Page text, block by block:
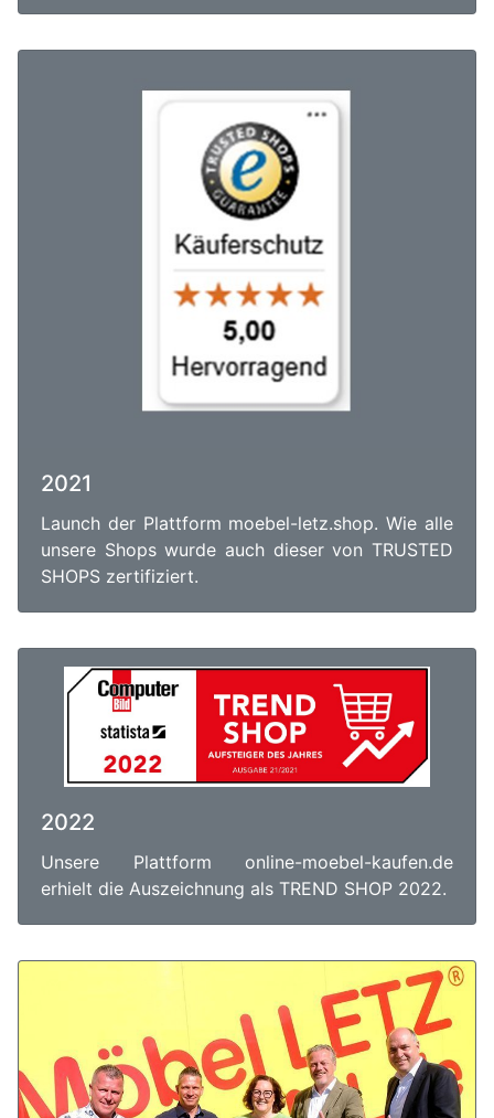
2021
Launch der Plattform moebel-letz.shop. Wie alle
unsere Shops wurde auch dieser von TRUSTED
SHOPS zertifiziert.
2022
Unsere Plattform online-moebel-kaufen.de
erhielt die Auszeichnung als TREND SHOP 2022.